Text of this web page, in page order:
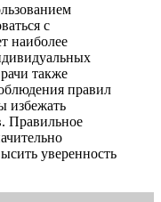
с
наиболее
также
правил
избежать
Правильное
уверенность